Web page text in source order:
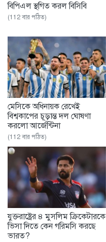
বিপিএল স্থগিত করল বিসিবি
(112 বার পঠিত)
মেসিকে অধিনায়ক রেখেই
বিশ্বকাপের চূড়ান্ত দল ঘোষণা
করলো আর্জেন্টিনা
(112 বার পঠিত)
যুক্তরাষ্ট্রের ৪ মুসলিম ক্রিকেটারকে
ভিসা দিতে কেন গরিমসি করছে
ভারত?